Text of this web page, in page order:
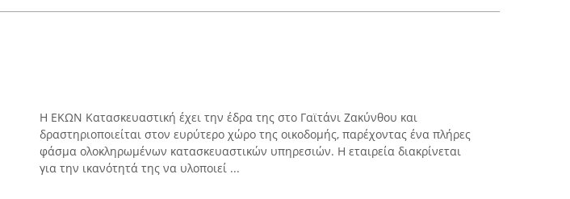
Η ΕΚΩΝ Κατασκευαστική έχει την έδρα της στο Γαϊτάνι Ζακύνθου και
δραστηριοποιείται στον ευρύτερο χώρο της οικοδομής, παρέχοντας ένα πλήρες
φάσμα ολοκληρωμένων κατασκευαστικών υπηρεσιών. Η εταιρεία διακρίνεται
για την ικανότητά της να υλοποιεί ...